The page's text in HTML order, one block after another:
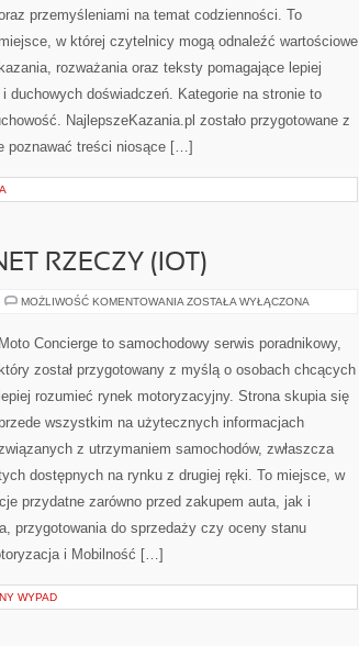
przemyśleniami na temat codzienności. To
miejsce, w której czytelnicy mogą odnaleźć wartościowe
kazania, rozważania oraz teksty pomagające lepiej
duchowych doświadczeń. Kategorie na stronie to
NajlepszeKazania.pl zostało przygotowane z
poznawać treści niosące […]
RZECZY (IOT)
MOŻLIWOŚĆ KOMENTOWANIA ŁĄCZNOŚĆ
(IOT)
ZOSTAŁA WYŁĄCZONA
Moto Concierge to samochodowy serwis poradnikowy,
który został przygotowany z myślą o osobach chcących
lepiej rozumieć rynek motoryzacyjny. Strona skupia się
wszystkim na użytecznych informacjach
z utrzymaniem samochodów, zwłaszcza
dostępnych na rynku z drugiej ręki. To miejsce, w
przydatne zarówno przed zakupem auta, jak i
przygotowania do sprzedaży czy oceny stanu
i Mobilność […]
WYPAD